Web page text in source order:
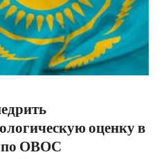
оценку в
по ОВОС